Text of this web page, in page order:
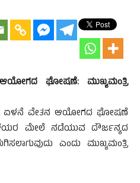
ಘೋಷಣೆ: ಮುಖ್ಯಮಂತ್ರಿ
ಏಳನೆ ವೇತನ ಆಯೋಗದ ಘೋಷಣೆ
ಮೇಲೆ ನಡೆಯುವ ದೌರ್ಜನ್ಯದ
ಎಂದು ಮುಖ್ಯಮಂತ್ರಿ